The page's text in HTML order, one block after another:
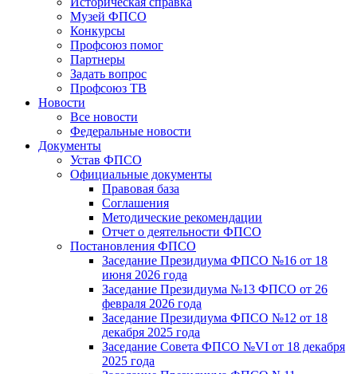
Музей ФПСО
Конкурсы
Профсоюз помог
Партнеры
Задать вопрос
Профсоюз ТВ
Новости
Все новости
Федеральные новости
Документы
Устав ФПСО
Официальные документы
Правовая база
Соглашения
Методические рекомендации
Отчет о деятельности ФПСО
Постановления ФПСО
Заседание Президиума ФПСО №16 от 18
июня 2026 года
Заседание Президиума №13 ФПСО от 26
февраля 2026 года
Заседание Президиума ФПСО №12 от 18
декабря 2025 года
Заседание Совета ФПСО №VI от 18 декабря
2025 года